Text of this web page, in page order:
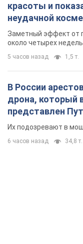
красоты и
неудачной
так почти месяц
Заметный эффект от
около четырех недель
5 часов назад 1,5 т.
В России
дрона, который
представлен
Их подозревают в
6 часов назад 34,8 т.